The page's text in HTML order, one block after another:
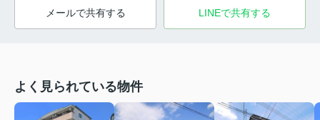
メールで共有する LINEで共有する
よく見られている物件